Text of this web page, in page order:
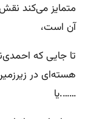
متمایز می‌کند
آن است،
تا جایی که
هسته‌ای در
…….یا